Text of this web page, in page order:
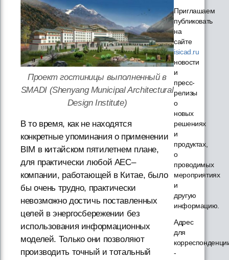
Проект гостиницы выполненный в
SMADI (Shenyang Municipal Architectural
Design Institute)
В то время, как не находятся
конкретные упоминания о применении
BIM в китайском пятилетнем плане,
для практически любой AEC–
компании, работающей в Китае, было
бы очень трудно, практически
невозможно достичь поставленных
целей в энергосбережении без
использования информационных
моделей. Только они позволяют
производить точный и тотальный
Приглашаем
публиковать
на
сайте
isicad.ru
новости
и
пресс-
релизы
о
новых
решениях
и
продуктах,
о
проводимых
мероприятиях
и
другую
информацию.
Адрес
для
-